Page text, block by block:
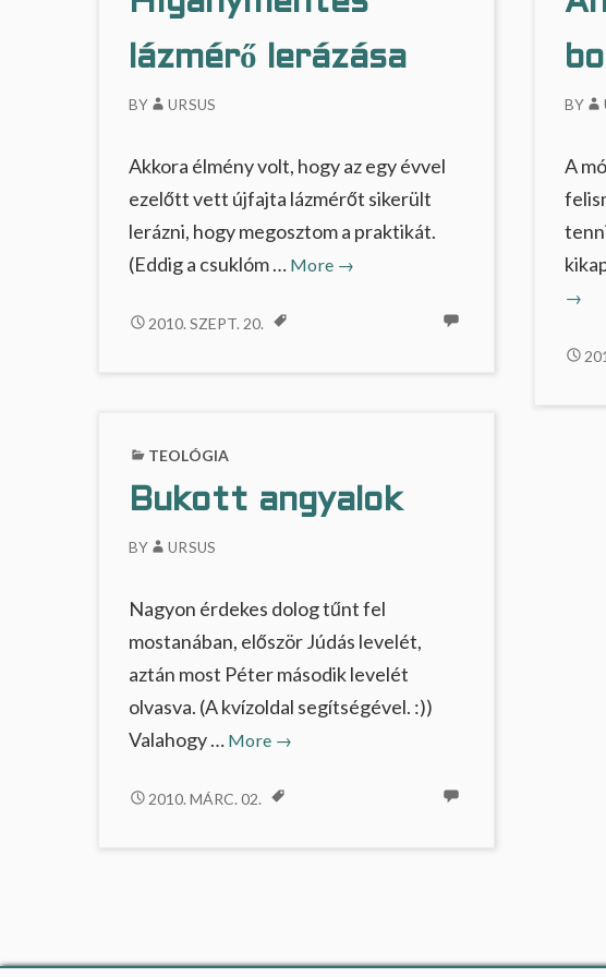
lázmérő lerázása
BY URSUS
Akkora élmény volt, hogy az egy évvel
ezelőtt vett újfajta lázmérőt sikerült
lerázni, hogy megosztom a praktikát.
(Eddig a csuklóm … More Higanymentes
→
HIGANYMENTES
2010. SZEPT. 20.
BY
A
→
TEOLÓGIA
Bukott angyalok
BY URSUS
Nagyon érdekes dolog tűnt fel
mostanában, először Júdás levelét,
aztán most Péter második levelét
olvasva. (A kvízoldal segítségével. :))
Valahogy … More Bukott
→
BUKOTT
2010. MÁRC. 02.